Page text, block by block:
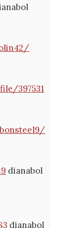
397531
dianabol
dianabol